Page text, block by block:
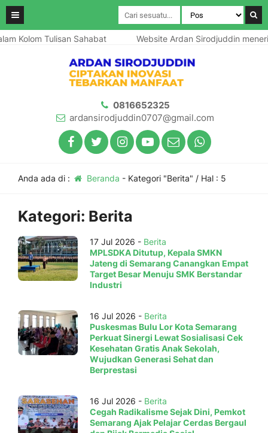
Tulisan Sahabat Website Ardan Sirodjuddin menerima
0816652325
ardansirodjuddin0707@gmail.com
Anda ada di : Beranda - Kategori "Berita" / Hal : 5
Kategori: Berita
17 Jul 2026 - Berita
MPLSDKA Ditutup, Kepala SMKN
Jateng di Semarang Canangkan Empat
Target Besar Menuju SMK Berstandar
Industri
16 Jul 2026 - Berita
Puskesmas Bulu Lor Kota Semarang
Perkuat Sinergi Lewat Sosialisasi Cek
Kesehatan Gratis Anak Sekolah,
Wujudkan Generasi Sehat dan
Berprestasi
16 Jul 2026 - Berita
Cegah Radikalisme Sejak Dini, Pemkot
Semarang Ajak Pelajar Cerdas Bergaul